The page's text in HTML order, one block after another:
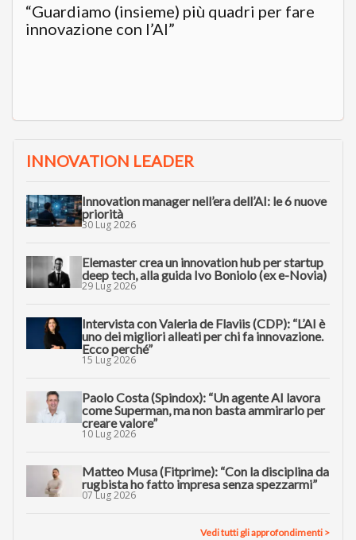
“Guardiamo (insieme) più quadri per fare
innovazione con l’AI”
INNOVATION LEADER
Innovation manager nell’era dell’AI: le 6 nuove
priorità
30 Lug 2026
Elemaster crea un innovation hub per startup
deep tech, alla guida Ivo Boniolo (ex e-Novia)
29 Lug 2026
Intervista con Valeria de Flaviis (CDP): “L’AI è
uno dei migliori alleati per chi fa innovazione.
Ecco perché”
15 Lug 2026
Paolo Costa (Spindox): “Un agente AI lavora
come Superman, ma non basta ammirarlo per
creare valore”
10 Lug 2026
Matteo Musa (Fitprime): “Con la disciplina da
rugbista ho fatto impresa senza spezzarmi”
07 Lug 2026
Vedi tutti gli approfondimenti >